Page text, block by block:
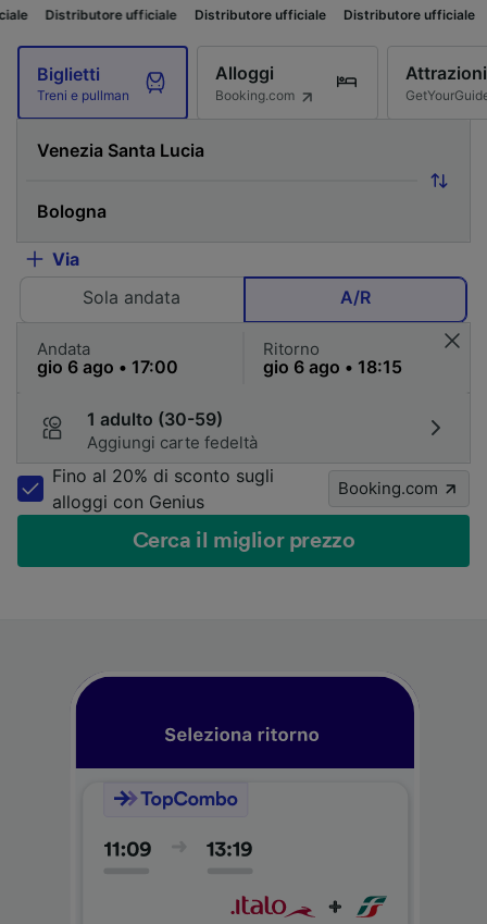
ufficiale Distributore ufficiale Distributore ufficiale Distributore
Biglietti
Treni e pullman
Alloggi
Booking.com
Attrazioni
Via
Sola andata
A/R
Andata Ritorno
1 adulto (30-59)
Aggiungi carte fedeltà
Fino al 20% di sconto sugli
alloggi con Genius
Booking.com
Cerca il miglior prezzo